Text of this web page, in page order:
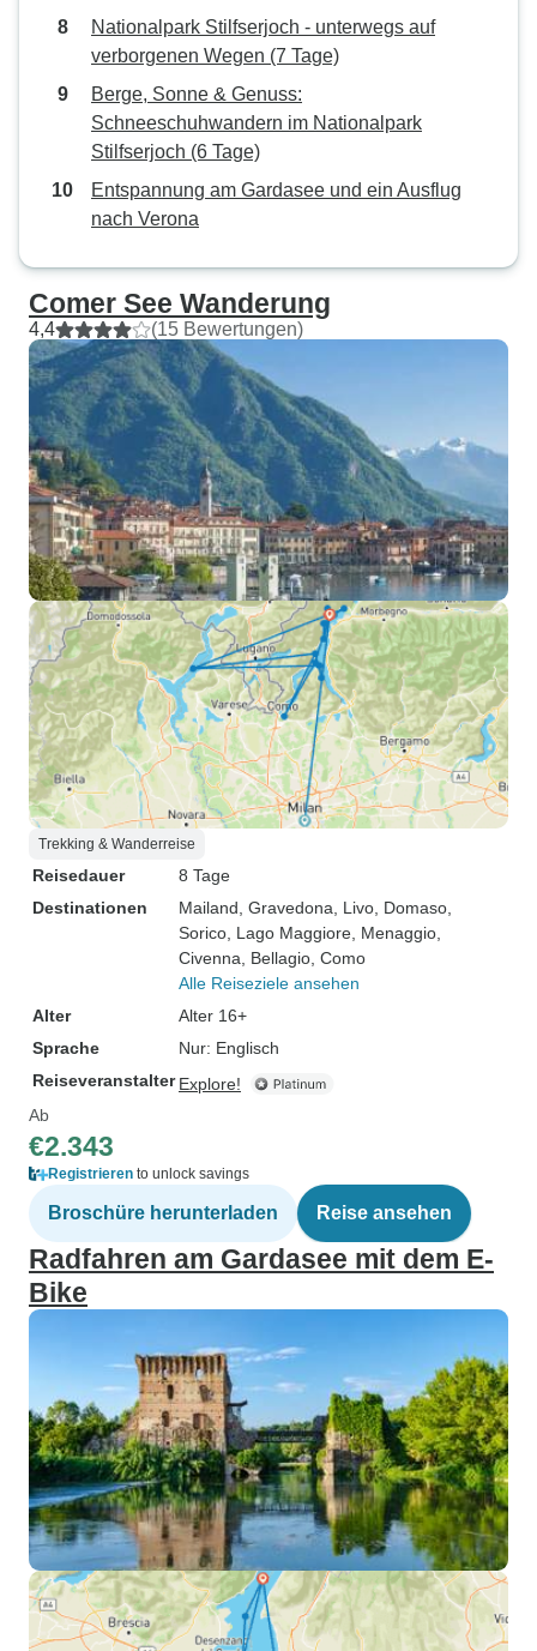
Nationalpark Stilfserjoch - unterwegs auf
verborgenen Wegen (7 Tage)
Berge, Sonne & Genuss:
Schneeschuhwandern im Nationalpark
Stilfserjoch (6 Tage)
Entspannung am Gardasee und ein Ausflug
nach Verona
Comer See Wanderung
4,4 (15 Bewertungen)
Trekking & Wanderreise
Reisedauer
8 Tage
Destinationen
Mailand , Gravedona , Livo , Domaso
Sorico , Lago Maggiore , Menaggio
Civenna , Bellagio , Como
Alle Reiseziele ansehen
Alter
Alter 16+
Sprache
Nur: Englisch
Reiseveranstalter Explore!
Ab
€2.343
Registrieren to unlock savings
Broschüre herunterladen Reise ansehen
Radfahren am Gardasee mit dem E-
Bike